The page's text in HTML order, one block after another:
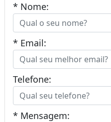
* Nome:
* Email:
Telefone:
* Mensagem: